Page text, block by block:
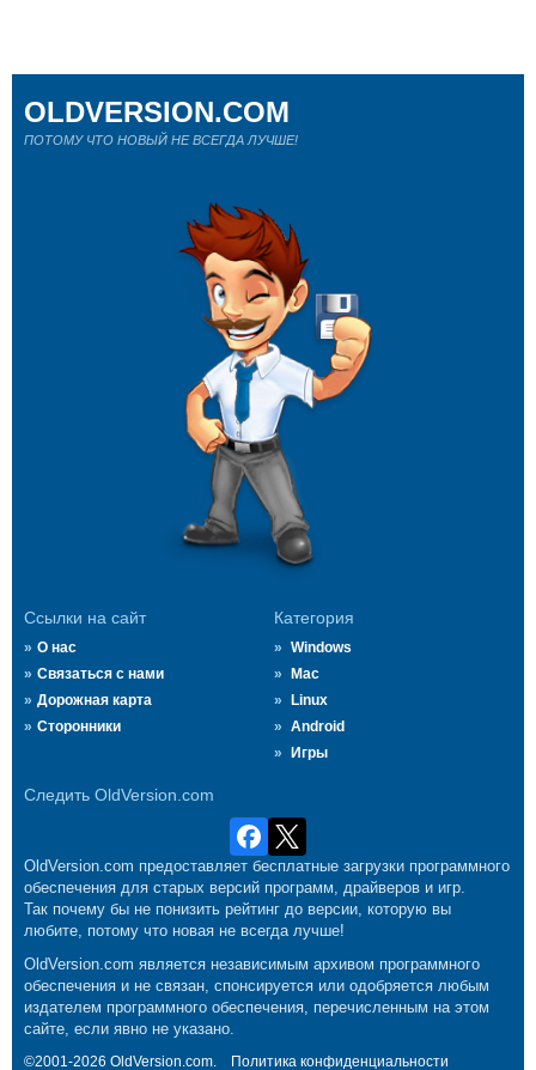
Ссылки на сайт
О нас
Связаться с нами
Дорожная карта
Сторонники
Категория
Windows
Mac
Linux
Android
Игры
Следить OldVersion.com
OLDVERSION.COM
ПОТОМУ ЧТО НОВЫЙ НЕ ВСЕГДА ЛУЧШЕ!
OldVersion.com предоставляет бесплатные загрузки программного
обеспечения для старых версий программ, драйверов и игр.
Так почему бы не понизить рейтинг до версии, которую вы
любите, потому что новая не всегда лучше!
OldVersion.com является независимым архивом программного
обеспечения и не связан, спонсируется или одобряется любым
издателем программного обеспечения, перечисленным на этом
сайте, если явно не указано.
©2001-2026 OldVersion.com. Политика конфиденциальности